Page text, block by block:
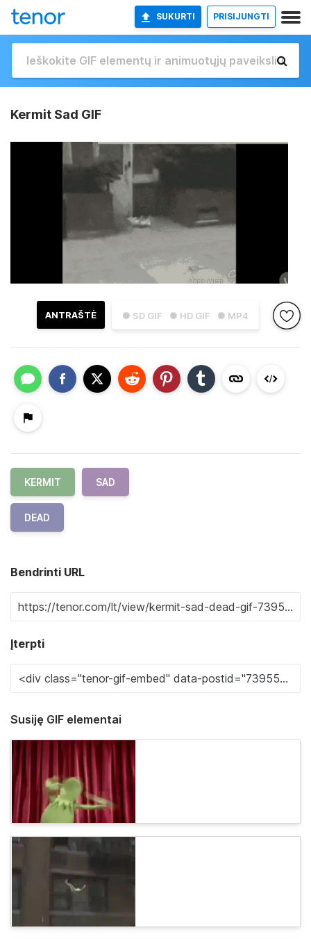
SUKURTI PRISIJUNGTI
Kermit Sad GIF
● SD GIF ● HD GIF ● MP4
ANTRAŠTĖ
KERMIT SAD
DEAD
Bendrinti URL
Įterpti
Susiję GIF elementai